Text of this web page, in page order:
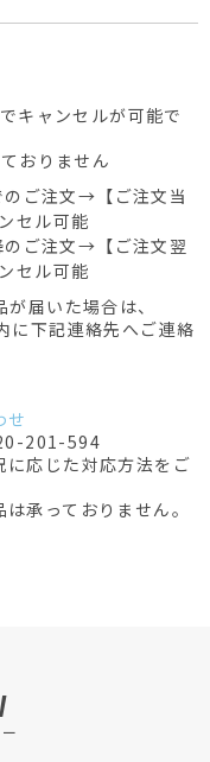
キャンセルが可能で
おりません
のご注文→【ご注文当
セル可能
のご注文→【ご注文翌
セル可能
届いた場合は、
に下記連絡先へご連絡
せ
201-594
応じた対応方法をご
承っておりません。